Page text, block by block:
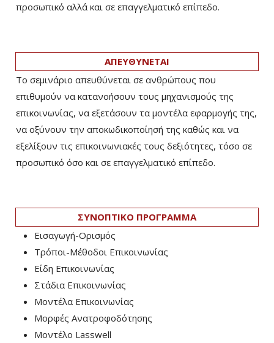
προσωπικό αλλά και σε επαγγελματικό επίπεδο.
ΑΠΕΥΘΥΝΕΤΑΙ
Το σεμινάριο απευθύνεται σε ανθρώπους που
επιθυμούν να κατανοήσουν τους μηχανισμούς της
επικοινωνίας, να εξετάσουν τα μοντέλα εφαρμογής της,
να οξύνουν την αποκωδικοποίησή της καθώς και να
εξελίξουν τις επικοινωνιακές τους δεξιότητες, τόσο σε
προσωπικό όσο και σε επαγγελματικό επίπεδο.
ΣΥΝΟΠΤΙΚΟ ΠΡΟΓΡΑΜΜΑ
Εισαγωγή-Ορισμός
Τρόποι-Μέθοδοι Επικοινωνίας
Είδη Επικοινωνίας
Στάδια Επικοινωνίας
Μοντέλα Επικοινωνίας
Μορφές Ανατροφοδότησης
Μοντέλο Lasswell